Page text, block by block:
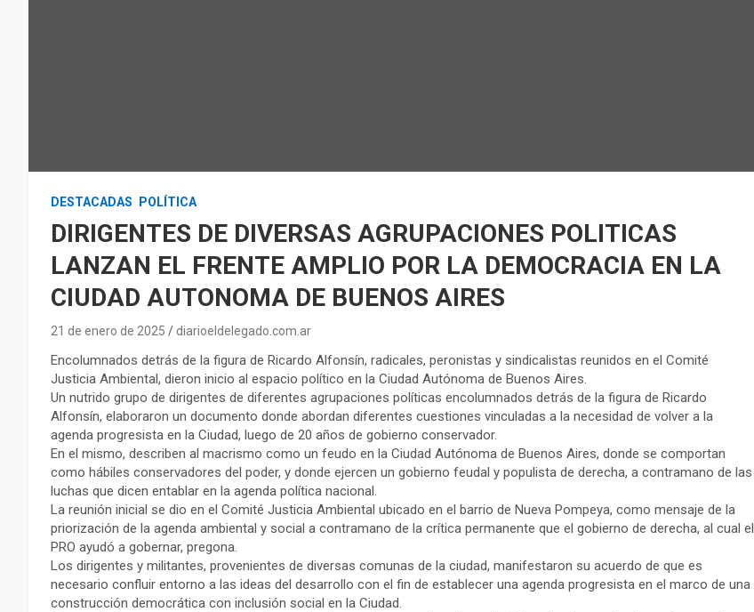
DESTACADAS POLÍTICA
DIRIGENTES DE DIVERSAS AGRUPACIONES POLITICAS
LANZAN EL FRENTE AMPLIO POR LA DEMOCRACIA EN LA
CIUDAD AUTONOMA DE BUENOS AIRES
21 de enero de 2025 diarioeldelegado.com.ar
Encolumnados detrás de la figura de Ricardo Alfonsín, radicales, peronistas y sindicalistas reunidos en el Comité
Justicia Ambiental, dieron inicio al espacio político en la Ciudad Autónoma de Buenos Aires.
Un nutrido grupo de dirigentes de diferentes agrupaciones políticas encolumnados detrás de la figura de Ricardo
Alfonsín, elaboraron un documento donde abordan diferentes cuestiones vinculadas a la necesidad de volver a la
agenda progresista en la Ciudad, luego de 20 años de gobierno conservador.
En el mismo, describen al macrismo como un feudo en la Ciudad Autónoma de Buenos Aires, donde se comportan
como hábiles conservadores del poder, y donde ejercen un gobierno feudal y populista de derecha, a contramano de las
luchas que dicen entablar en la agenda política nacional.
La reunión inicial se dio en el Comité Justicia Ambiental ubicado en el barrio de Nueva Pompeya, como mensaje de la
priorización de la agenda ambiental y social a contramano de la crítica permanente que el gobierno de derecha, al cual el
PRO ayudó a gobernar, pregona.
Los dirigentes y militantes, provenientes de diversas comunas de la ciudad, manifestaron su acuerdo de que es
necesario confluir entorno a las ideas del desarrollo con el fin de establecer una agenda progresista en el marco de una
construcción democrática con inclusión social en la Ciudad.